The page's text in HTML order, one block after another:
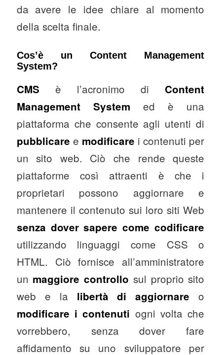
da avere le idee chiare al momento
della scelta finale.
Cos’è un Content Management
System?
CMS è l’acronimo di Content
Management System ed è una
piattaforma che consente agli utenti di
pubblicare e modificare i contenuti per
un sito web. Ciò che rende queste
piattaforme così attraenti è che i
proprietari possono aggiornare e
mantenere il contenuto sui loro siti Web
senza dover sapere come codificare
utilizzando linguaggi come CSS o
HTML. Ciò fornisce all’amministratore
un maggiore controllo sul proprio sito
web e la libertà di aggiornare o
modificare i contenuti ogni volta che
vorrebbero, senza dover fare
affidamento su uno sviluppatore per